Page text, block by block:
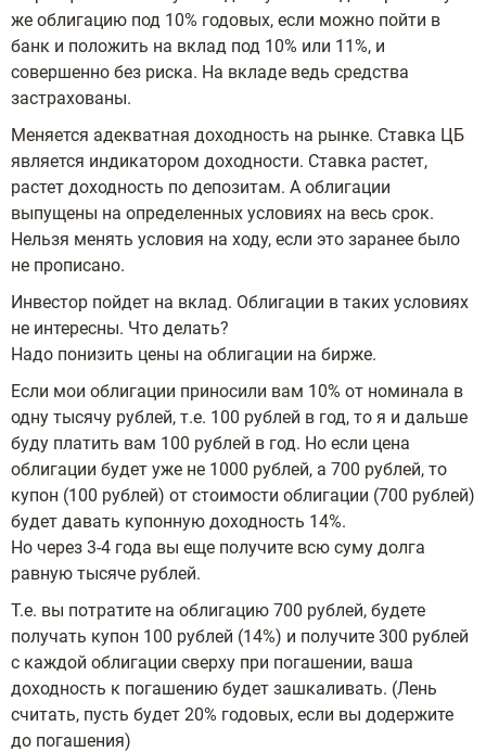
же облигацию под 10% годовых, если можно пойти в
банк и положить на вклад под 10% или 11%, и
совершенно без риска. На вкладе ведь средства
застрахованы.
Меняется адекватная доходность на рынке. Ставка ЦБ
является индикатором доходности. Ставка растет,
растет доходность по депозитам. А облигации
выпущены на определенных условиях на весь срок.
Нельзя менять условия на ходу, если это заранее было
не прописано.
Инвестор пойдет на вклад. Облигации в таких условиях
не интересны. Что делать?
Надо понизить цены на облигации на бирже.
Если мои облигации приносили вам 10% от номинала в
одну тысячу рублей, т.е. 100 рублей в год, то я и дальше
буду платить вам 100 рублей в год. Но если цена
облигации будет уже не 1000 рублей, а 700 рублей, то
купон (100 рублей) от стоимости облигации (700 рублей)
будет давать купонную доходность 14%.
Но через 3-4 года вы еще получите всю суму долга
равную тысяче рублей.
Т.е. вы потратите на облигацию 700 рублей, будете
получать купон 100 рублей (14%) и получите 300 рублей
с каждой облигации сверху при погашении, ваша
доходность к погашению будет зашкаливать. (Лень
считать, пусть будет 20% годовых, если вы додержите
до погашения)